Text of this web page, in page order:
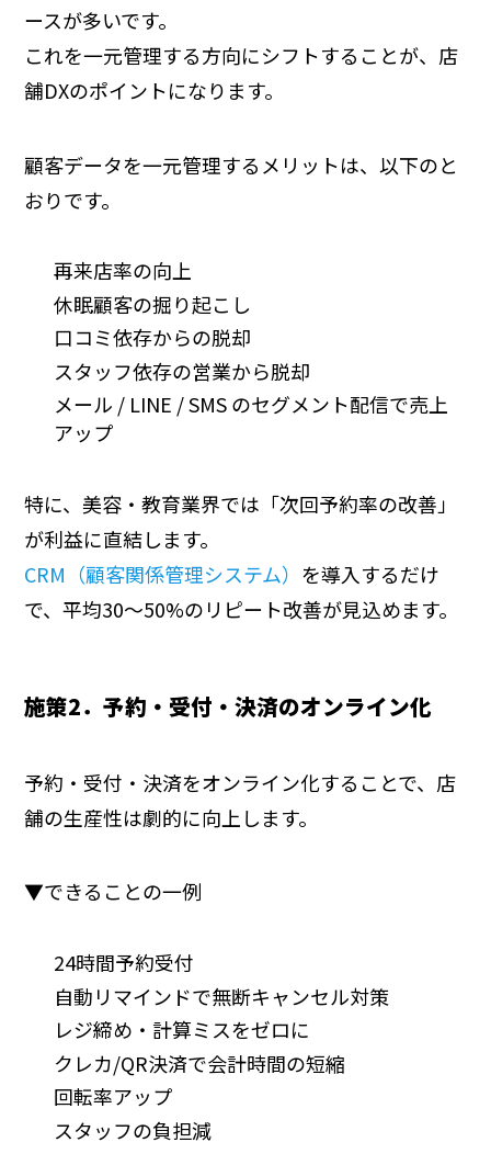
ースが多いです。
これを一元管理する方向にシフトすることが、店
舗DXのポイントになります。
顧客データを一元管理するメリットは、以下のと
おりです。
再来店率の向上
休眠顧客の掘り起こし
口コミ依存からの脱却
スタッフ依存の営業から脱却
メール / LINE / SMS のセグメント配信で売上
アップ
特に、美容・教育業界では「次回予約率の改善」
が利益に直結します。
CRM（顧客関係管理システム） を導入するだけ
で、平均30〜50%のリピート改善が見込めます。
施策2．予約・受付・決済のオンライン化
予約・受付・決済をオンライン化することで、店
舗の生産性は劇的に向上します。
▼できることの一例
24時間予約受付
自動リマインドで無断キャンセル対策
レジ締め・計算ミスをゼロに
クレカ/QR決済で会計時間の短縮
回転率アップ
スタッフの負担減